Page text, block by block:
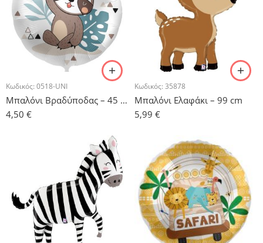
Κωδικός: 0518-UNI
Μπαλόνι Βραδύποδας – 45 cm
4,50 €
Κωδικός: 35878
Μπαλόνι Ελαφάκι – 99 cm
5,99 €